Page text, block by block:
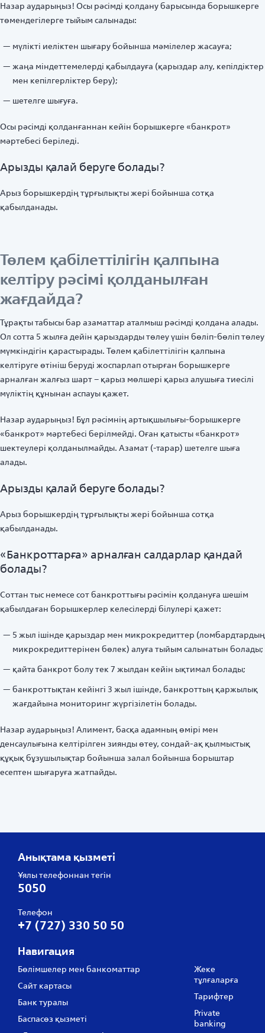
Назар аударыңыз! Осы рәсімді қолдану барысында борышкерге
төмендегілерге тыйым салынады:
мүлікті иеліктен шығару бойынша мәмілелер жасауға;
жаңа міндеттемелерді қабылдауға (қарыздар алу, кепілдіктер
мен кепілгерліктер беру);
шетелге шығуға.
Осы рәсімді қолданғаннан кейін борышкерге «банкрот»
мәртебесі беріледі.
Арызды қалай беруге болады?
Арыз борышкердің тұрғылықты жері бойынша сотқа
қабылданады.
Төлем қабілеттілігін қалпына
келтіру рәсімі қолданылған
жағдайда?
Тұрақты табысы бар азаматтар аталмыш рәсімді қолдана алады.
Ол сотта 5 жылға дейін қарыздарды төлеу үшін бөліп-бөліп төлеу
мүмкіндігін қарастырады. Төлем қабілеттілігін қалпына
келтіруге өтініш беруді жоспарлап отырған борышкерге
арналған жалғыз шарт – қарыз мөлшері қарыз алушыға тиесілі
мүліктің құнынан аспауы қажет.
Назар аударыңыз! Бұл рәсімнің артықшылығы-борышкерге
«банкрот» мәртебесі берілмейді. Оған қатысты «банкрот»
шектеулері қолданылмайды. Азамат (-тарар) шетелге шыға
алады.
Арызды қалай беруге болады?
Арыз борышкердің тұрғылықты жері бойынша сотқа
қабылданады.
«Банкроттарға» арналған салдарлар қандай
болады?
Соттан тыс немесе сот банкроттығы рәсімін қолдануға шешім
қабылдаған борышкерлер келесілерді білулері қажет:
5 жыл ішінде қарыздар мен микрокредиттер (ломбардтардың
микрокредиттерінен бөлек) алуға тыйым салынатын болады;
қайта банкрот болу тек 7 жылдан кейін ықтимал болады;
банкроттықтан кейінгі 3 жыл ішінде, банкроттың қаржылық
жағдайына мониторинг жүргізілетін болады.
Назар аударыңыз! Алимент, басқа адамның өмірі мен
денсаулығына келтірілген зиянды өтеу, сондай-ақ қылмыстық
құқық бұзушылықтар бойынша залал бойынша борыштар
есептен шығаруға жатпайды.
Анықтама қызметі
Ұялы телефоннан тегін
5050
Телефон
+7 (727) 330 50 50
Навигация
Бөлімшелер мен банкоматтар
Сайт картасы
Банк туралы
Баспасөз қызметі
Жеке
тұлғаларға
Тарифтер
Private
banking